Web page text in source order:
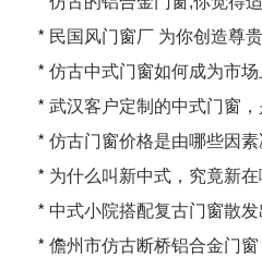
*
*
*
* 仿古门窗价格是由哪些因素
* 为什么叫新中式，究竟新在
*
*